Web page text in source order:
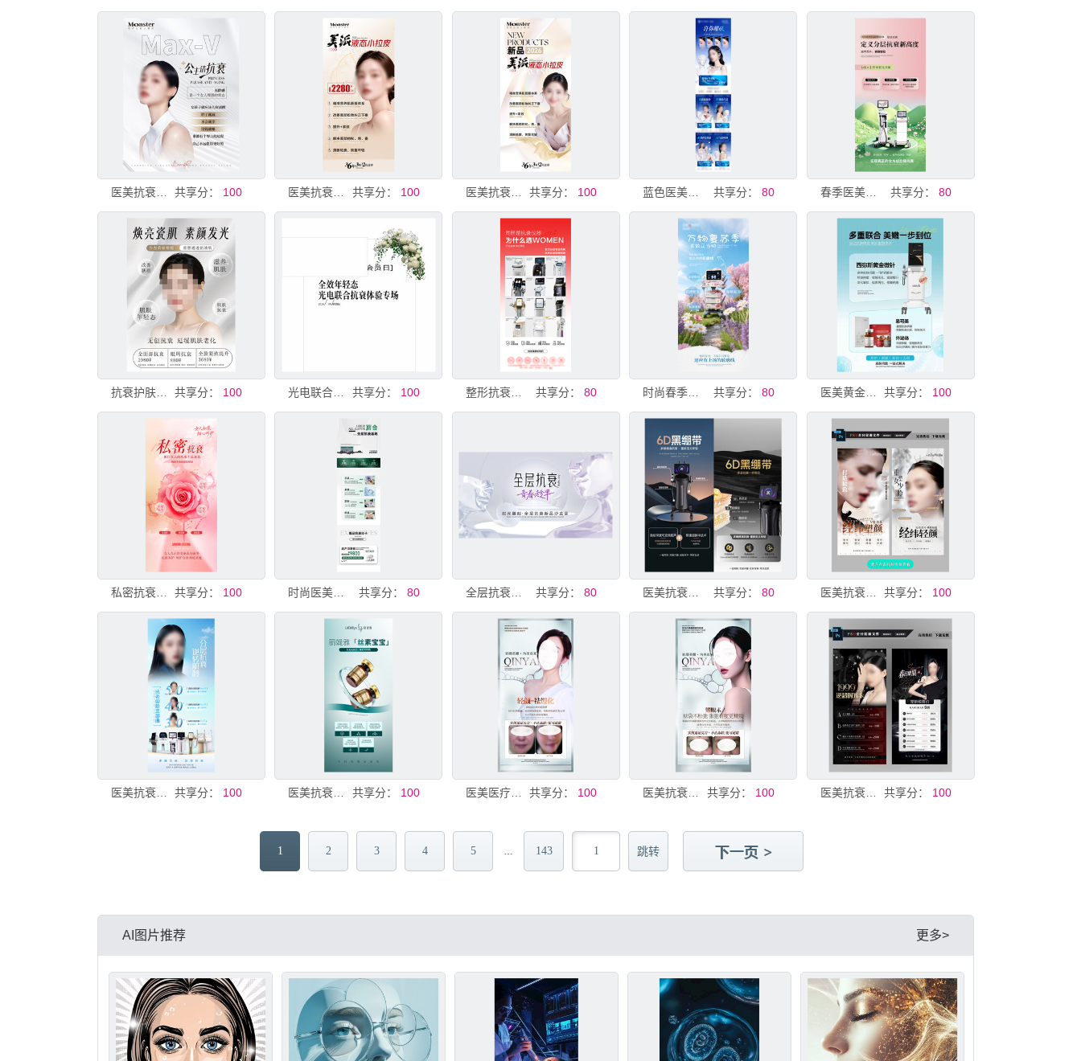
医美抗衰海报 共享分： 100 共享分： 100 医美抗衰海报 共享分： 100 共享分： 80 春季医美抗衰海报 共享分： 80
抗衰护肤海报 共享分： 100 共享分： 100 整形抗衰海报设计 共享分：80 共享分： 80 医美黄金微针灯箱抗衰海报 共享分： 100
私密抗衰海报 共享分： 100 共享分： 80 全层抗衰宣传海报 共享分：80 共享分： 80 医美抗衰活动海报 共享分： 100
医美抗衰海报 共享分： 100 共享分： 100 医美医疗美容抗衰抗皱管理海报 共享分： 100 共享分： 100 医美抗衰卡项价格活动海报图片 共享分： 100
1 2 3 4 5 … 143
AI图片推荐 更多>